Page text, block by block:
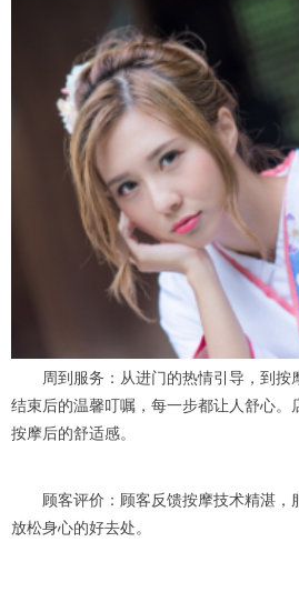
周到服务：从进门的热情引导，到按
结束后的温馨叮嘱，每一步都让人舒心。
按摩后的舒适感。
顾客评价：顾客反馈按摩技术精湛，
放松身心的好去处。